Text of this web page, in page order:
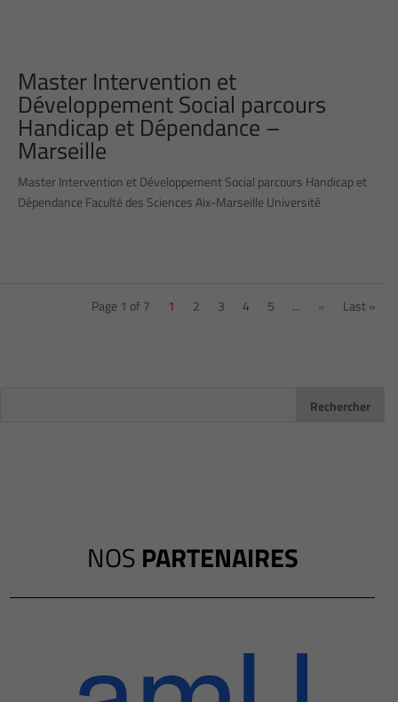
Master Intervention et
Développement Social parcours
Handicap et Dépendance –
Marseille
Master Intervention et Développement Social parcours Handicap et
Dépendance Faculté des Sciences Aix-Marseille Université
Page 1 of 7 1 2 3 4 5 ... » Last »
NOS PARTENAIRES